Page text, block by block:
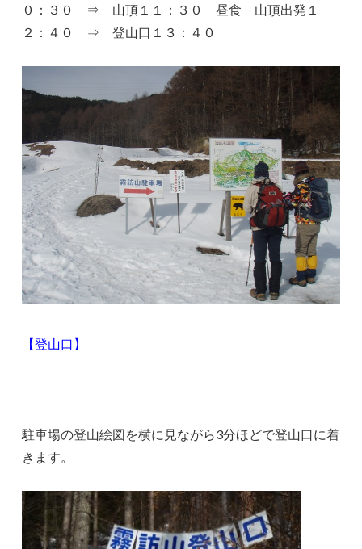
０：３０ ⇒ 山頂１１：３０ 昼食 山頂出発１
２：４０ ⇒ 登山口１３：４０
【登山口】
駐車場の登山絵図を横に見ながら3分ほどで登山口に着
きます。